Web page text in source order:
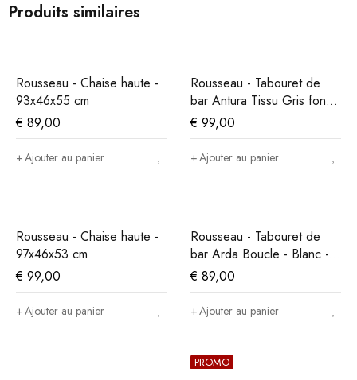
Produits similaires
Rousseau - Chaise haute -
93x46x55 cm
€ 89,00
Ajouter au panier
Rousseau - Tabouret de
bar Antura Tissu Gris foncé
- 97x46x53 cm
€ 99,00
Ajouter au panier
Rousseau - Chaise haute -
97x46x53 cm
€ 99,00
Ajouter au panier
Rousseau - Tabouret de
bar Arda Boucle - Blanc -
86x49x46 cm
€ 89,00
Ajouter au panier
PROMO